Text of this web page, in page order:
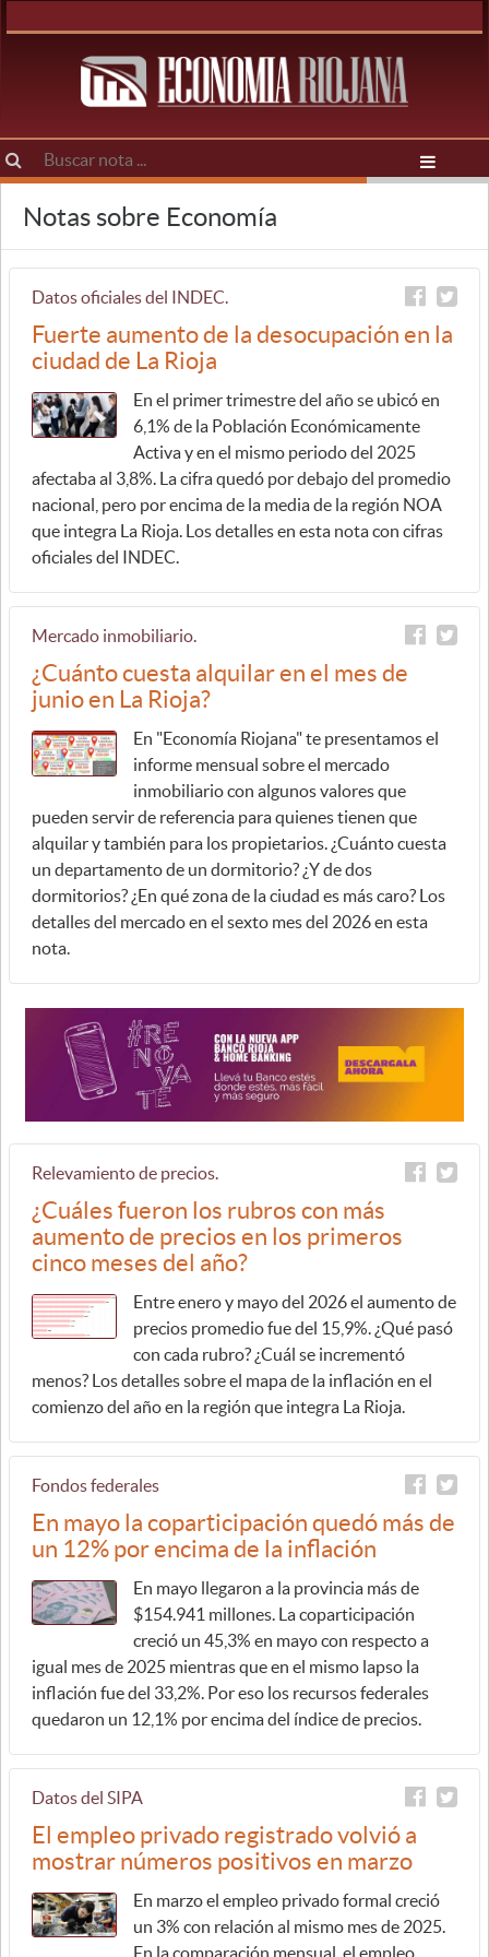
Notas sobre Economía
Datos oficiales del INDEC.
Fuerte aumento de la desocupación en la
ciudad de La Rioja
En el primer trimestre del año se ubicó en
6,1% de la Población Económicamente
Activa y en el mismo periodo del 2025
afectaba al 3,8%. La cifra quedó por debajo del promedio
nacional, pero por encima de la media de la región NOA
que integra La Rioja. Los detalles en esta nota con cifras
oficiales del INDEC.
Mercado inmobiliario.
¿Cuánto cuesta alquilar en el mes de
junio en La Rioja?
En "Economía Riojana" te presentamos el
informe mensual sobre el mercado
inmobiliario con algunos valores que
pueden servir de referencia para quienes tienen que
alquilar y también para los propietarios. ¿Cuánto cuesta
un departamento de un dormitorio? ¿Y de dos
dormitorios? ¿En qué zona de la ciudad es más caro? Los
detalles del mercado en el sexto mes del 2026 en esta
nota.
Relevamiento de precios.
¿Cuáles fueron los rubros con más
aumento de precios en los primeros
cinco meses del año?
Entre enero y mayo del 2026 el aumento de
precios promedio fue del 15,9%. ¿Qué pasó
con cada rubro? ¿Cuál se incrementó
menos? Los detalles sobre el mapa de la inflación en el
comienzo del año en la región que integra La Rioja.
Fondos federales
En mayo la coparticipación quedó más de
un 12% por encima de la inflación
En mayo llegaron a la provincia más de
$154.941 millones. La coparticipación
creció un 45,3% en mayo con respecto a
igual mes de 2025 mientras que en el mismo lapso la
inflación fue del 33,2%. Por eso los recursos federales
quedaron un 12,1% por encima del índice de precios.
Datos del SIPA
El empleo privado registrado volvió a
mostrar números positivos en marzo
En marzo el empleo privado formal creció
un 3% con relación al mismo mes de 2025.
En la comparación mensual, el empleo